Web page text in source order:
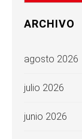
ARCHIVO
agosto 2026
julio 2026
junio 2026